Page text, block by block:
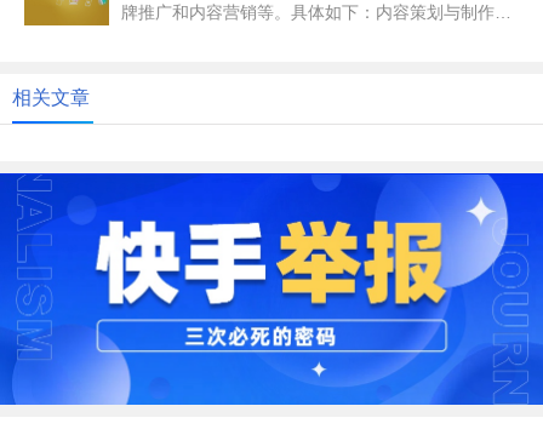
牌推广和内容营销等。具体如下：内容策划与制作：
相关文章